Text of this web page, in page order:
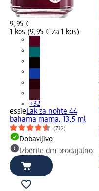
9,95 €
1 kos (9,95 € za 1 kos)
+32
essieLak za nohte 44
bahama mama, 13,5 ml
(732)
Dobavljivo
Izberite dm prodajalno